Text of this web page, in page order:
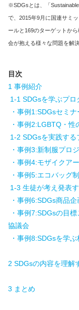
※SDGsとは、「
で、2015年9月に国連サミ
ールと169のターゲットか
会が抱える様々な問題を解
目次
1 事例紹介
1-1 SDGsを学ぶプロ
・事例1:SDGsセミナ
・事例2:LGBTQ・
1-2 SDGsを実践する
・事例3:新制服プロ
・事例4:モザイクア
・事例5:エコバッグ
1-3 生徒が考え発表
・事例6:SDGs商品企
・事例7:SDGsの目
協議会
・事例8:SDGsを学
2 SDGsの内容を理解
3 まとめ